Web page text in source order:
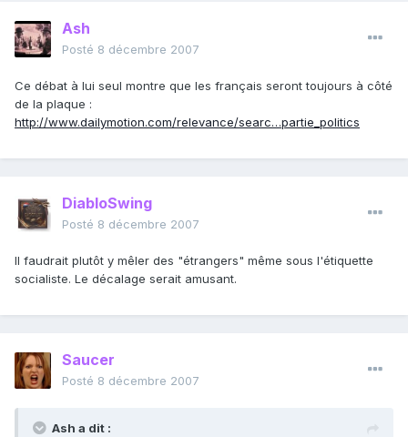
Ash
Posté 8 décembre 2007
Ce débat à lui seul montre que les français seront toujours à côté
de la plaque :
http://www.dailymotion.com/relevance/searc…partie_politics
DiabloSwing
Posté 8 décembre 2007
Il faudrait plutôt y mêler des "étrangers" même sous l'étiquette
socialiste. Le décalage serait amusant.
Saucer
Posté 8 décembre 2007
Ash a dit :